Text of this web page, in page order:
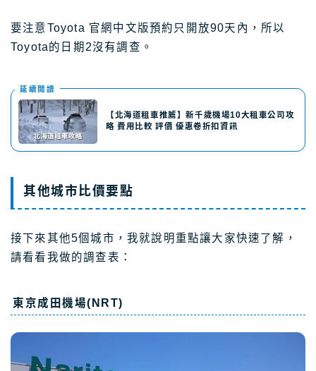
要注意Toyota 官網中文版預約只開放90天內，所以
Toyota的日期2沒有調查。
延續閲讀
【北海道租車推薦】新千歲機場10大租車公司攻
略 費用比較 評價 優惠卷折扣資訊
其他城市比價要點
接下來其他5個城市，我就說明重點讓大家快速了解，
請看看我做的調查表：
東京成田機場(NRT)